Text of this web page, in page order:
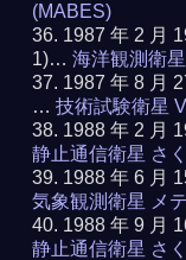
(MABES)
1987 年 2 月
1)…海洋観測衛
1987 年 8 月
…技術試験衛星
1988 年 2 月
静止通信衛星 さ
1988 年 6 月
気象観測衛星 メ
1988 年 9 月
静止通信衛星 さ